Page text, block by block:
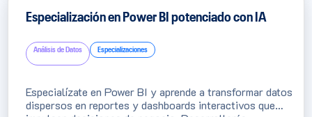
Especialización en Power BI potenciado con IA
Análisis de Datos Especializaciones
Especialízate en Power BI y aprende a transformar datos
dispersos en reportes y dashboards interactivos que